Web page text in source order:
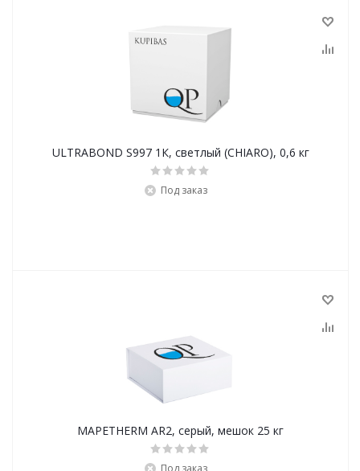
ULTRABOND S997 1К, светлый (CHIARO), 0,6 кг
Под заказ
MAPETHERM AR2, серый, мешок 25 кг
Под заказ